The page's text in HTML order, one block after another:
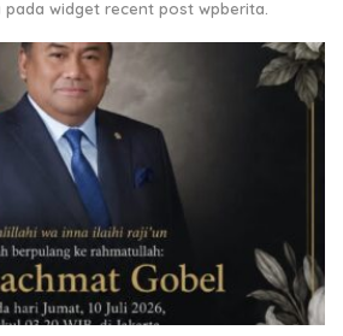
widget recent post wpberita.